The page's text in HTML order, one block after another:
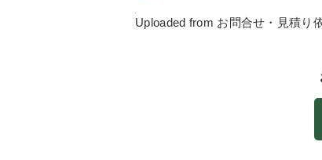
Uploaded from お問合せ・見積り